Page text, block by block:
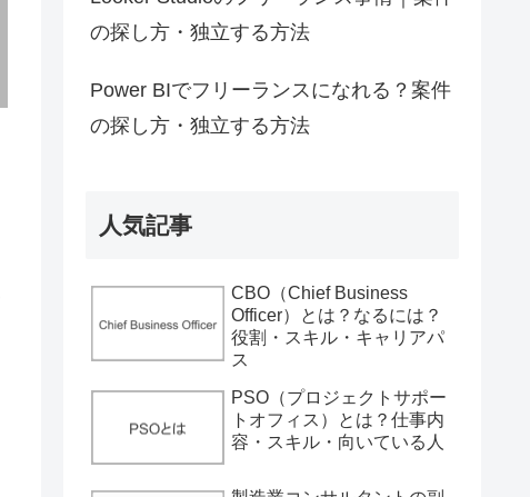
の探し方・独立する方法
Power BIでフリーランスになれる？案件
の探し方・独立する方法
人気記事
CBO（Chief Business
Officer）とは？なるには？
役割・スキル・キャリアパ
ス
PSO（プロジェクトサポー
トオフィス）とは？仕事内
容・スキル・向いている人